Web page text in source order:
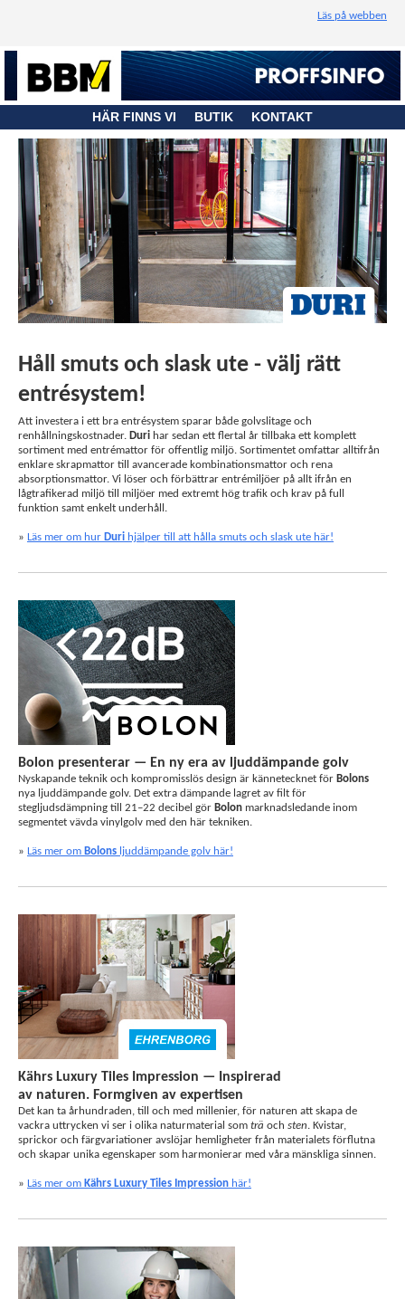
Läs på webben
HÄR FINNS VI BUTIK KONTAKT
Håll smuts och slask ute - välj rätt
entrésystem!
Att investera i ett bra entrésystem sparar både golvslitage och
renhållningskostnader. Duri har sedan ett flertal år tillbaka ett komplett
sortiment med entrémattor för offentlig miljö. Sortimentet omfattar alltifrån
enklare skrapmattor till avancerade kombinationsmattor och rena
absorptionsmattor. Vi löser och förbättrar entrémiljöer på allt ifrån en
lågtrafikerad miljö till miljöer med extremt hög trafik och krav på full
funktion samt enkelt underhåll.
» Läs mer om hur Duri hjälper till att hålla smuts och slask ute här!
Bolon presenterar — En ny era av ljuddämpande golv
Nyskapande teknik och kompromisslös design är kännetecknet för Bolons
nya ljuddämpande golv. Det extra dämpande lagret av filt för
stegljudsdämpning till 21–22 decibel gör Bolon marknadsledande inom
segmentet vävda vinylgolv med den här tekniken.
» Läs mer om Bolons ljuddämpande golv här!
Kährs Luxury Tiles Impression — Inspirerad
av naturen. Formgiven av expertisen
Det kan ta århundraden, till och med millenier, för naturen att skapa de
vackra uttrycken vi ser i olika naturmaterial som trä och sten. Kvistar,
sprickor och färgvariationer avslöjar hemligheter från materialets förflutna
och skapar unika egenskaper som harmonierar med våra mänskliga sinnen.
» Läs mer om Kährs Luxury Tiles Impression här!